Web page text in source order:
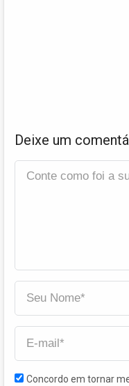
Deixe um
Concordo em tornar